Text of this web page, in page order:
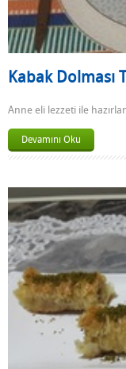
Kabak Dolması
Anne eli lezzeti ile
Devamını Oku